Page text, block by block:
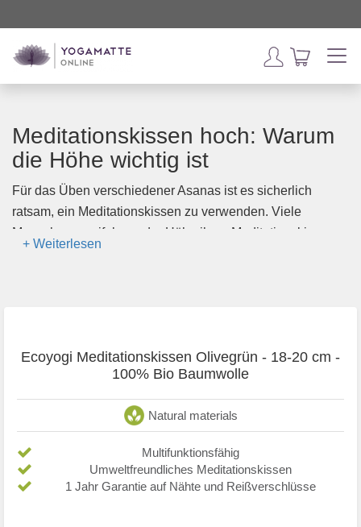
Meditationskissen hoch: Warum
die Höhe wichtig ist
Für das Üben verschiedener Asanas ist es sicherlich
ratsam, ein Meditationskissen zu verwenden. Viele
Menschen zweifeln an der Höhe ihres Meditationskissens
Ecoyogi Meditationskissen Olivegrün - 18-20 cm -
100% Bio Baumwolle
Natural materials
Multifunktionsfähig
Umweltfreundliches Meditationskissen
1 Jahr Garantie auf Nähte und Reißverschlüsse